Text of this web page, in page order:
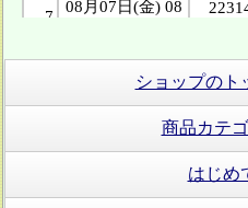
ショップのト
商品カテ
はじめ